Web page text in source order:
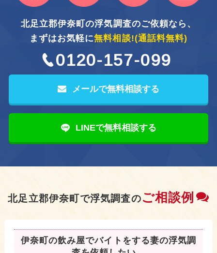
北足立郡伊奈町の浮気調査のご依頼なら、
まずはお気軽に無料相談!(通話料無料)
0120-157-099
メールで無料相談する
LINEで無料相談する
北足立郡伊奈町で浮気調査のご相談例
伊奈町の飲み屋でバイトをする妻の浮気調